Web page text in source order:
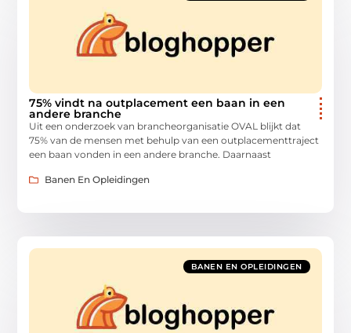
75% vindt na outplacement een baan in een
andere branche
Uit een onderzoek van brancheorganisatie OVAL blijkt dat
75% van de mensen met behulp van een outplacementtraject
een baan vonden in een andere branche. Daarnaast
Banen En Opleidingen
BANEN EN OPLEIDINGEN